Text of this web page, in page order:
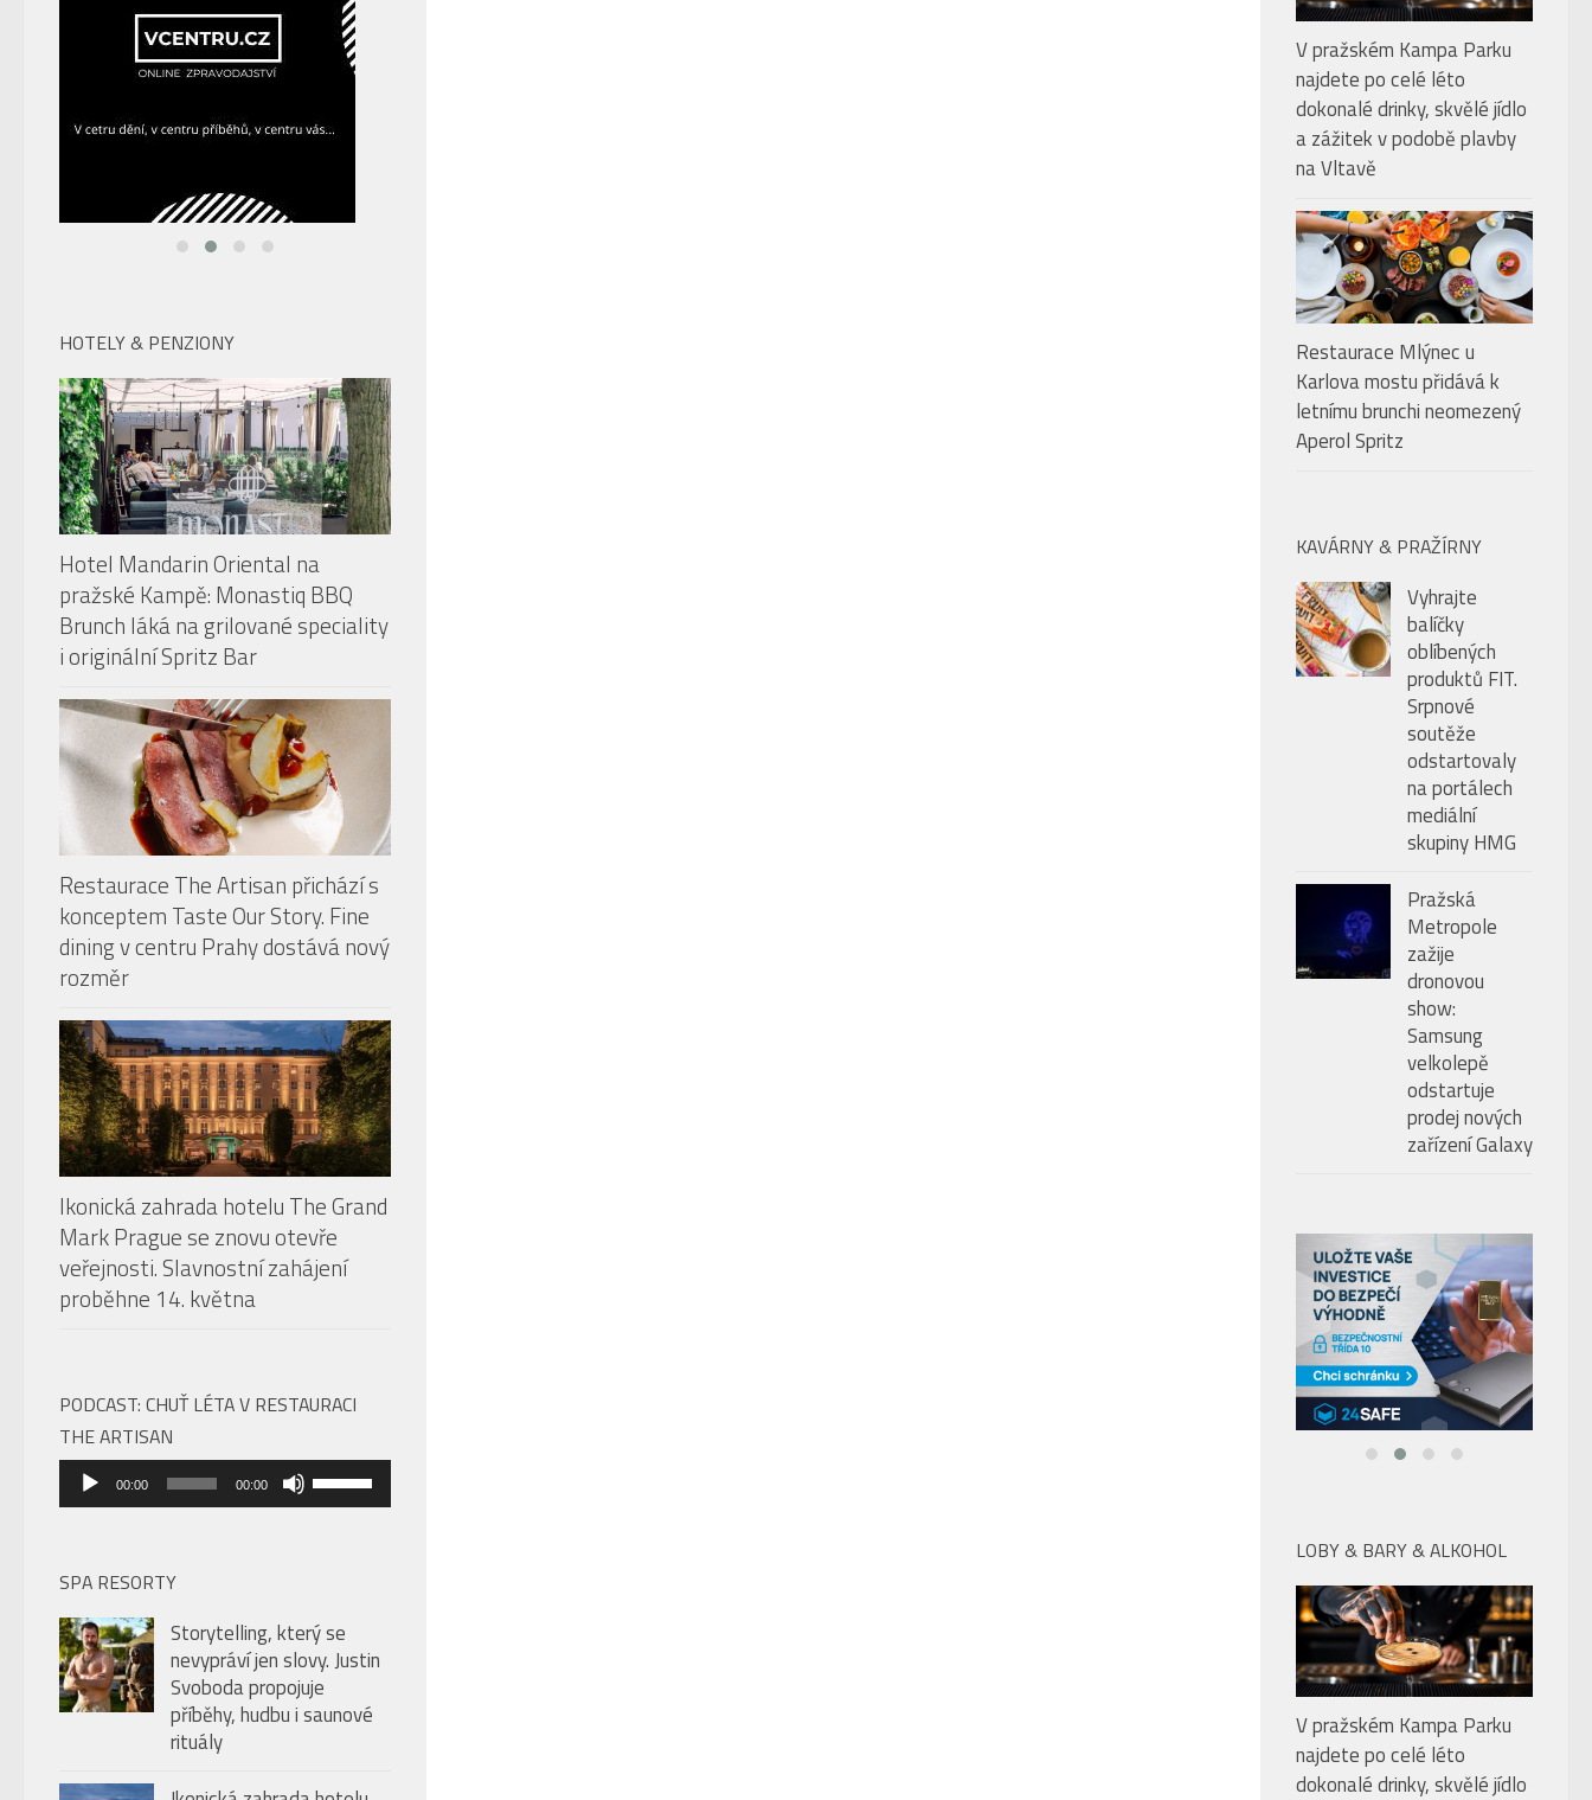
HOTELY & PENZIONY
Hotel Mandarin Oriental na
pražské Kampě: Monastiq BBQ
Brunch láká na grilované speciality
i originální Spritz Bar
Restaurace The Artisan přichází s
konceptem Taste Our Story. Fine
dining v centru Prahy dostává nový
rozměr
Ikonická zahrada hotelu The Grand
Mark Prague se znovu otevře
veřejnosti. Slavnostní zahájení
proběhne 14. května
PODCAST: CHUŤ LÉTA V RESTAURACI
THE ARTISAN
Audio
přehrávač
00:00 00:00
Použitím
šipek
snížíte
úroveň
hlasitosti.
SPA RESORTY
Storytelling, který se
nevypráví jen slovy. Justin
Svoboda propojuje
příběhy, hudbu i saunové
rituály
V pražském Kampa Parku
najdete po celé léto
dokonalé drinky, skvělé jídlo
a zážitek v podobě plavby
na Vltavě
Restaurace Mlýnec u
Karlova mostu přidává k
letnímu brunchi neomezený
Aperol Spritz
KAVÁRNY & PRAŽÍRNY
Vyhrajte
balíčky
oblíbených
produktů FIT.
Srpnové
soutěže
odstartovaly
na portálech
mediální
skupiny HMG
Pražská
Metropole
zažije
dronovou
show:
Samsung
velkolepě
odstartuje
prodej nových
zařízení Galaxy
LOBY & BARY & ALKOHOL
V pražském Kampa Parku